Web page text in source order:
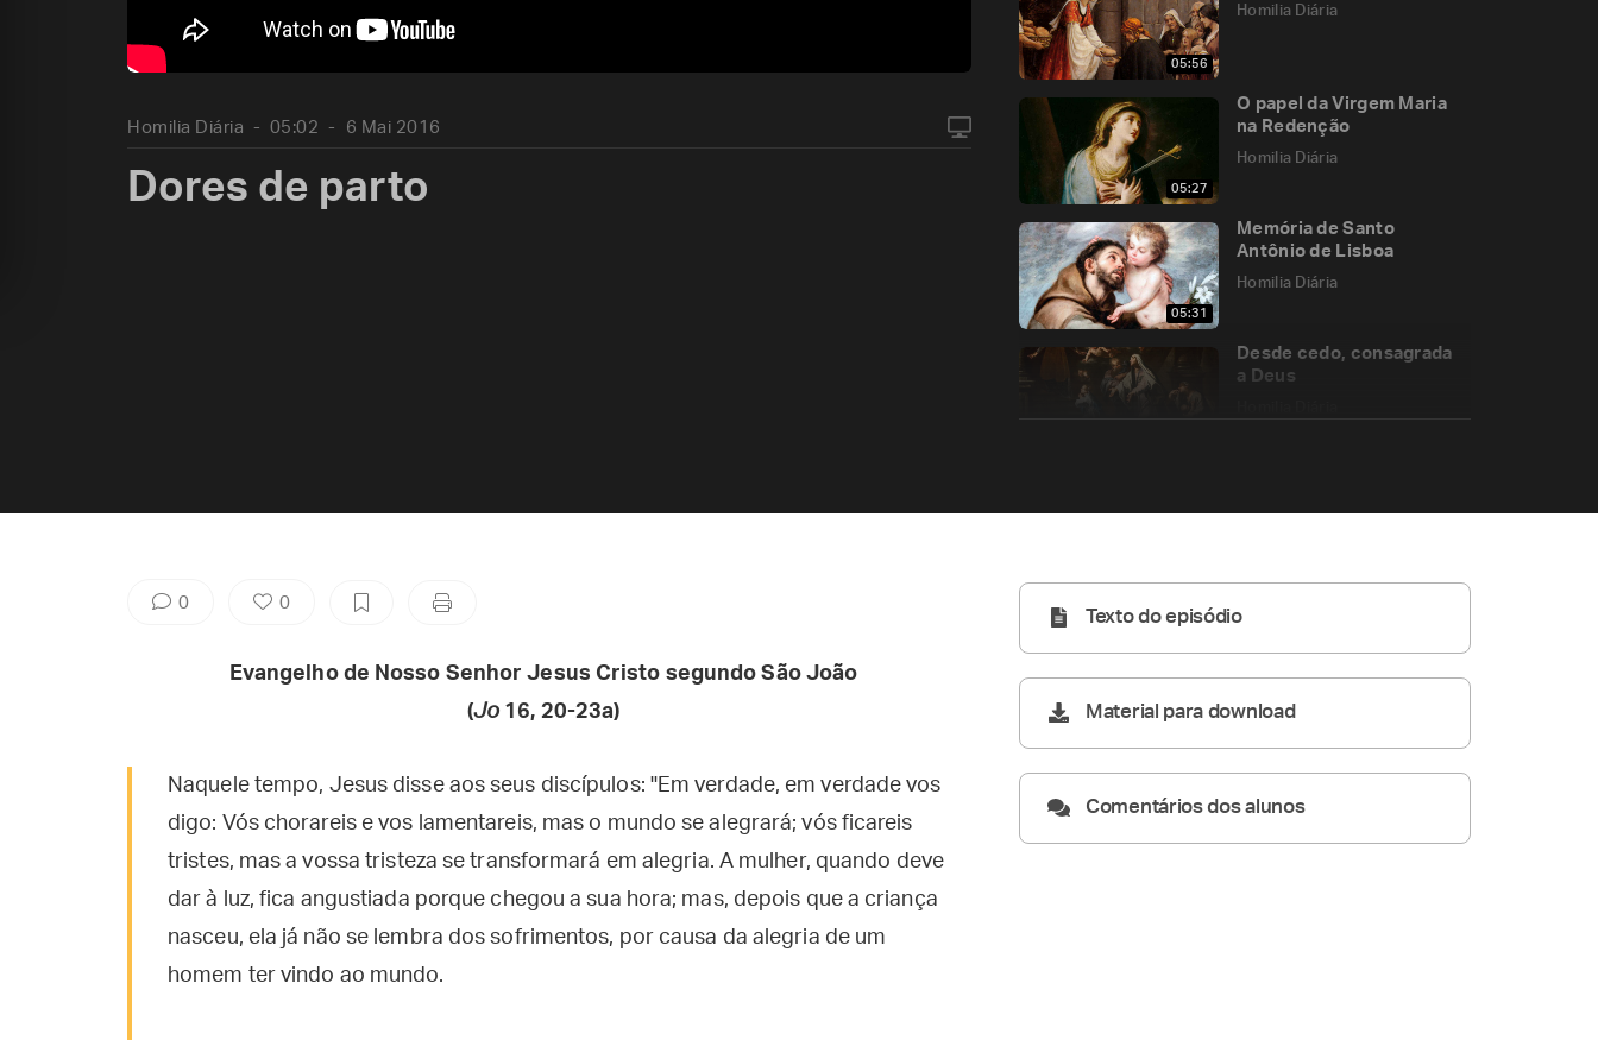
05:56
Homilia Diária
05:27
O papel da Virgem Maria
na Redenção
Homilia Diária
05:31
Memória de Santo
Antônio de Lisboa
Homilia Diária
Desde cedo, consagrada
a Deus
Homilia Diária
Homilia Diária 05:02 6 Mai 2016
Dores de parto
0 0
Evangelho de Nosso Senhor Jesus Cristo segundo São João
(Jo 16, 20-23a)
Naquele tempo, Jesus disse aos seus discípulos: "Em verdade, em verdade vos
digo: Vós chorareis e vos lamentareis, mas o mundo se alegrará; vós ficareis
tristes, mas a vossa tristeza se transformará em alegria. A mulher, quando deve
dar à luz, fica angustiada porque chegou a sua hora; mas, depois que a criança
nasceu, ela já não se lembra dos sofrimentos, por causa da alegria de um
homem ter vindo ao mundo.
Texto do episódio
Material para download
Comentários dos alunos